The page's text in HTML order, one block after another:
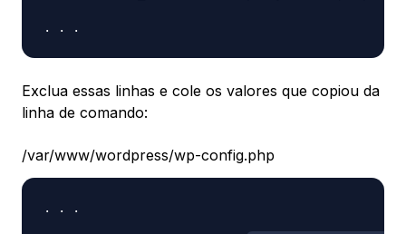
Exclua essas linhas e cole os valores que copiou da
linha de comando:
/var/www/wordpress/wp-config.php
. . .